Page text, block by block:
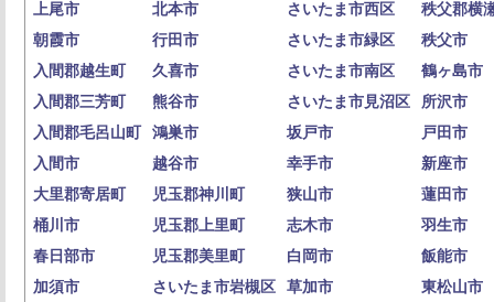
上尾市 北本市 さいたま市西区
秩父郡横
朝霞市
行田市 さいたま市緑区
秩父市
入間郡越生町
久喜市 さいたま市南区
鶴ヶ島市
入間郡三芳町
熊谷市 さいたま市見沼区
所沢市
入間郡毛呂山町
鴻巣市 坂戸市
戸田市
入間市
越谷市 幸手市
新座市
大里郡寄居町
児玉郡神川町 狭山市
蓮田市
桶川市
児玉郡上里町 志木市
羽生市
春日部市
児玉郡美里町 白岡市
飯能市
加須市
さいたま市岩槻区 草加市
東松山市